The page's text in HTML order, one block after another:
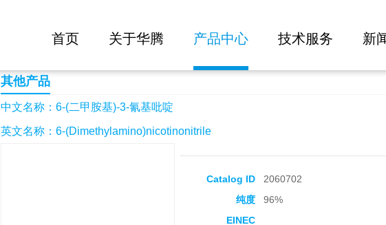
首页 关于华腾 产品中心 技术服务 新
6-(二甲胺基)-3-氰基吡啶
其他产品
中文名称：6-(二甲胺基)-3-氰基吡啶
英文名称：6-(Dimethylamino)nicotinonitrile
Catalog ID 2060702
纯度
96%
EINEC